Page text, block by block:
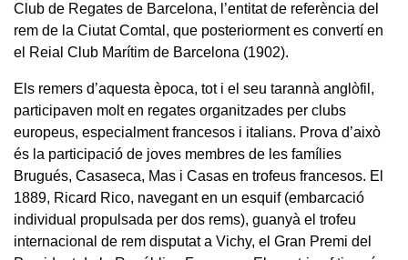
Club de Regates de Barcelona, l’entitat de referència del
rem de la Ciutat Comtal, que posteriorment es convertí en
el Reial Club Marítim de Barcelona (1902).
Els remers d’aquesta època, tot i el seu tarannà anglòfil,
participaven molt en regates organitzades per clubs
europeus, especialment francesos i italians. Prova d’això
és la participació de joves membres de les famílies
Brugués, Casaseca, Mas i Casas en trofeus francesos. El
1889, Ricard Rico, navegant en un esquif (embarcació
individual propulsada per dos rems), guanyà el trofeu
internacional de rem disputat a Vichy, el Gran Premi del